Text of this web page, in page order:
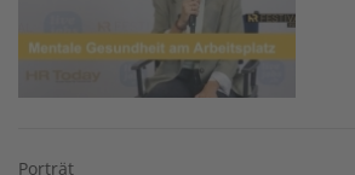
Porträt